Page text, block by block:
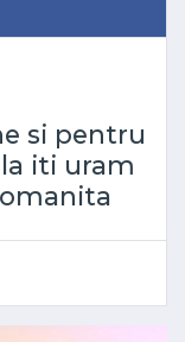
si pentru
iti uram